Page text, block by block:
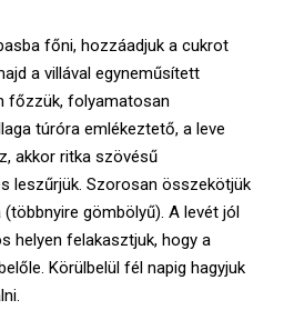
főni, hozzáadjuk a cukrot
a villával egyneműsített
főzzük, folyamatosan
túróra emlékeztető, a leve
akkor ritka szövésű
leszűrjük. Szorosan összekötjük
gömbölyű). A levét jól
helyen felakasztjuk, hogy a
Körülbelül fél napig hagyjuk